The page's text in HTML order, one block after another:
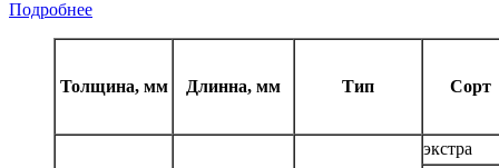
Подробнее
Толщина, мм Длинна, мм Тип Сорт
экстра